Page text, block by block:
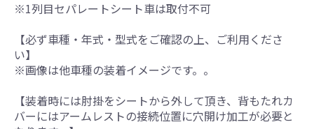
※1列目セパレートシート車は取付不可
【必ず車種・年式・型式をご確認の上、ご利用くださ
い】
※画像は他車種の装着イメージです。。
【装着時には肘掛をシートから外して頂き、背もたれカ
バーにはアームレストの接続位置に穴開け加工が必要と